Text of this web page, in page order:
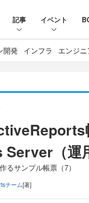
記事 イベント
開発 インフラ エンジ
（運
るサンプル帳票（7）
チーム[著]